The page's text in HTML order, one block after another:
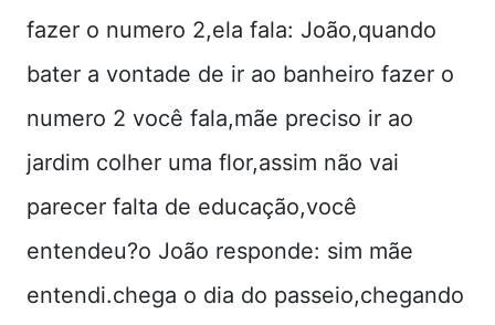
fazer o numero 2,ela fala: João,quando
bater a vontade de ir ao banheiro fazer o
numero 2 você fala,mãe preciso ir ao
jardim colher uma flor,assim não vai
parecer falta de educação,você
entendeu?o João responde: sim mãe
entendi.chega o dia do passeio,chegando